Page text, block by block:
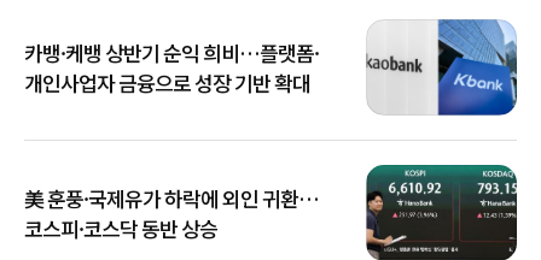
카뱅·케뱅 상반기 순익 희비…플랫폼·
개인사업자 금융으로 성장 기반 확대
美 훈풍·국제유가 하락에 외인 귀환…
코스피·코스닥 동반 상승